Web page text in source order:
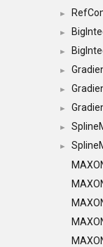
►
►
►
►
►
►
►
►